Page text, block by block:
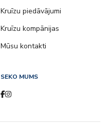
Kruīzu piedāvājumi
Kruīzu kompānijas
Mūsu kontakti
SEKO MUMS